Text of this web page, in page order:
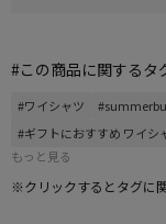
#この商品に関するタ
#ワイシャツ
#ギフトにおすすめ ワイシ
もっと見る
※クリックするとタグに